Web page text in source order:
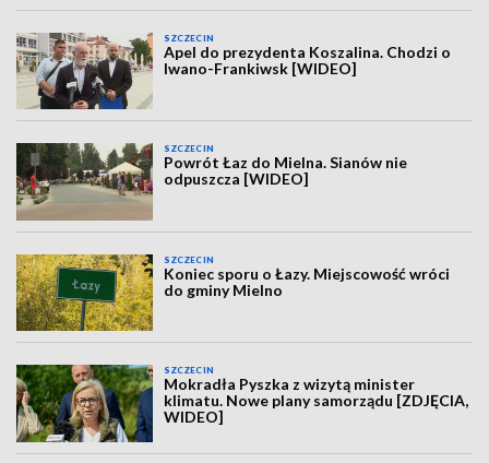
SZCZECIN
Apel do prezydenta Koszalina. Chodzi o
Iwano-Frankiwsk [WIDEO]
SZCZECIN
Powrót Łaz do Mielna. Sianów nie
odpuszcza [WIDEO]
SZCZECIN
Koniec sporu o Łazy. Miejscowość wróci
do gminy Mielno
SZCZECIN
Mokradła Pyszka z wizytą minister
klimatu. Nowe plany samorządu [ZDJĘCIA,
WIDEO]